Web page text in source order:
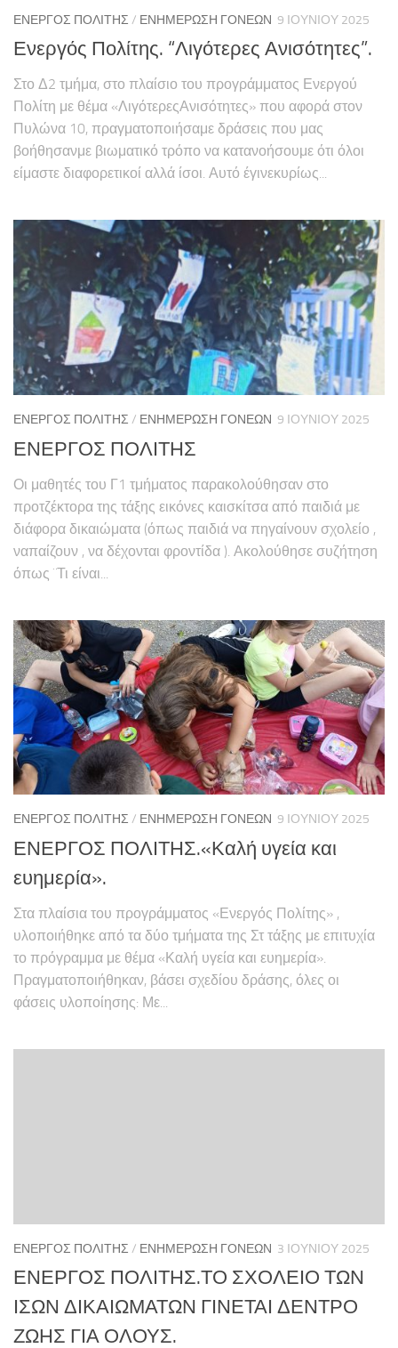
ΕΝΕΡΓΌΣ ΠΟΛΊΤΗΣ / ΕΝΗΜΈΡΩΣΗ ΓΟΝΈΩΝ 9 ΙΟΥΝΊΟΥ 2025
Ενεργός Πολίτης. “Λιγότερες Ανισότητες”.
Στο Δ2 τμήμα, στο πλαίσιο του προγράμματος Ενεργού
Πολίτη με θέμα «ΛιγότερεςΑνισότητες» που αφορά στον
Πυλώνα 10, πραγματοποιήσαμε δράσεις που μας
βοήθησανμε βιωματικό τρόπο να κατανοήσουμε ότι όλοι
είμαστε διαφορετικοί αλλά ίσοι. Αυτό έγινεκυρίως...
ΕΝΕΡΓΌΣ ΠΟΛΊΤΗΣ / ΕΝΗΜΈΡΩΣΗ ΓΟΝΈΩΝ 9 ΙΟΥΝΊΟΥ 2025
ΕΝΕΡΓΟΣ ΠΟΛΙΤΗΣ
Οι μαθητές του Γ1 τμήματος παρακολούθησαν στο
προτζέκτορα της τάξης εικόνες καισκίτσα από παιδιά με
διάφορα δικαιώματα (όπως παιδιά να πηγαίνουν σχολείο ,
ναπαίζουν , να δέχονται φροντίδα ). Ακολούθησε συζήτηση
όπως ¨Τι είναι...
ΕΝΕΡΓΌΣ ΠΟΛΊΤΗΣ / ΕΝΗΜΈΡΩΣΗ ΓΟΝΈΩΝ 9 ΙΟΥΝΊΟΥ 2025
ΕΝΕΡΓΟΣ ΠΟΛΙΤΗΣ.«Καλή υγεία και
ευημερία».
Στα πλαίσια του προγράμματος «Ενεργός Πολίτης» ,
υλοποιήθηκε από τα δύο τμήματα της Στ τάξης με επιτυχία
το πρόγραμμα με θέμα «Καλή υγεία και ευημερία».
Πραγματοποιήθηκαν, βάσει σχεδίου δράσης, όλες οι
φάσεις υλοποίησης: Με...
ΕΝΕΡΓΌΣ ΠΟΛΊΤΗΣ / ΕΝΗΜΈΡΩΣΗ ΓΟΝΈΩΝ 3 ΙΟΥΝΊΟΥ 2025
ΕΝΕΡΓΟΣ ΠΟΛΙΤΗΣ.ΤΟ ΣΧΟΛΕΙΟ ΤΩΝ
ΙΣΩΝ ΔΙΚΑΙΩΜΑΤΩΝ ΓΙΝΕΤΑΙ ΔΕΝΤΡΟ
ΖΩΗΣ ΓΙΑ ΟΛΟΥΣ.